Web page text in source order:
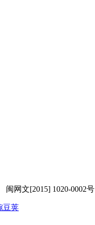
闽网文[2015] 1020-0002号